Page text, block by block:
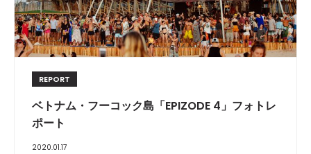
REPORT
ベトナム・フーコック島「EPIZODE 4」フォトレ
ポート
2020.01.17